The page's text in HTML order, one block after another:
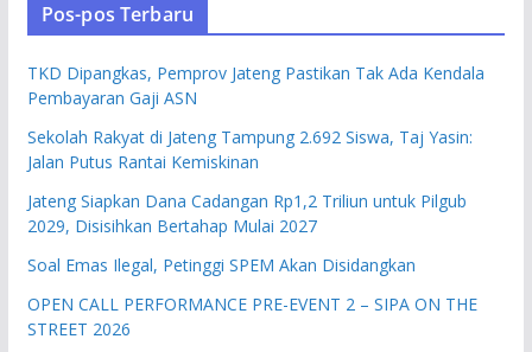
Pos-pos Terbaru
TKD Dipangkas, Pemprov Jateng Pastikan Tak Ada Kendala
Pembayaran Gaji ASN
Sekolah Rakyat di Jateng Tampung 2.692 Siswa, Taj Yasin:
Jalan Putus Rantai Kemiskinan
Jateng Siapkan Dana Cadangan Rp1,2 Triliun untuk Pilgub
2029, Disisihkan Bertahap Mulai 2027
Soal Emas Ilegal, Petinggi SPEM Akan Disidangkan
OPEN CALL PERFORMANCE PRE-EVENT 2 – SIPA ON THE
STREET 2026